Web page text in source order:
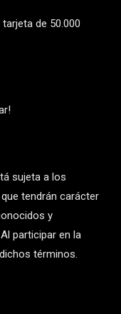
de 50.000
sujeta a los
tendrán carácter
y
participar en la
términos.